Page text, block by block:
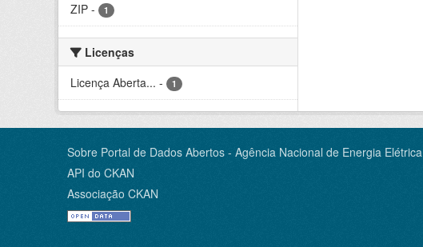
ZIP - 1
Licenças
Licença Aberta... - 1
Sobre Portal de Dados Abertos - Agência Nacional de Energia Elétrica
API do CKAN
Associação CKAN